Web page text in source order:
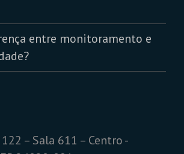
entre monitoramento e
– Sala 611 – Centro -